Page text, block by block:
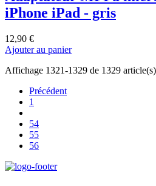
iPhone iPad - gris
12,90 €
Ajouter au panier
Affichage 1321-1329 de 1329 article(s)
Précédent
1
54
55
56